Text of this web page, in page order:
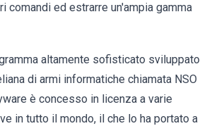
comandi ed estrarre un'ampia gamma
altamente sofisticato sviluppato
di armi informatiche chiamata NSO
è concesso in licenza a varie
in tutto il mondo, il che lo ha portato a